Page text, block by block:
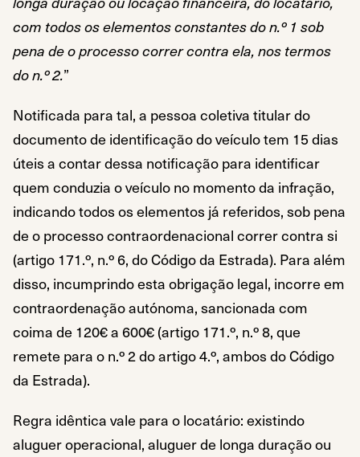
com todos os elementos constantes do n.º 1 sob
pena de o processo correr contra ela, nos termos
do n.º 2.”
Notificada para tal, a pessoa coletiva titular do
documento de identificação do veículo tem 15 dias
úteis a contar dessa notificação para identificar
quem conduzia o veículo no momento da infração,
indicando todos os elementos já referidos, sob pena
de o processo contraordenacional correr contra si
(artigo 171.º, n.º 6, do Código da Estrada). Para além
disso, incumprindo esta obrigação legal, incorre em
contraordenação autónoma, sancionada com
coima de 120€ a 600€ (artigo 171.º, n.º 8, que
remete para o n.º 2 do artigo 4.º, ambos do Código
da Estrada).
Regra idêntica vale para o locatário: existindo
aluguer operacional, aluguer de longa duração ou